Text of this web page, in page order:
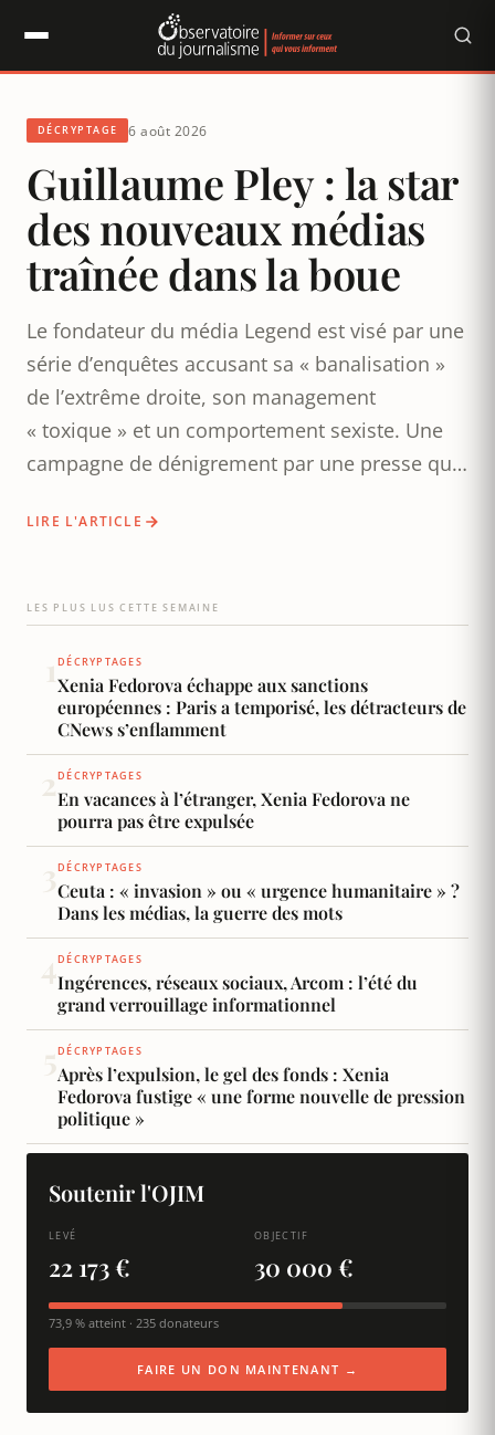
Observatoire du
DÉCRYPTAGE 6 août 2026
Guillaume Pley : la star
des nouveaux médias
traînée dans la boue
Le fondateur du média Legend est visé par une
série d’enquêtes accusant sa « banalisation »
de l’extrême droite, son management
« toxique » et un comportement sexiste. Une
campagne de dénigrement par une presse qui
d’un outsider. L’un des détracteurs est accusé
LIRE L'ARTICLE
LES PLUS LUS CETTE SEMAINE
1 DÉCRYPTAGES
Xenia Fedorova échappe aux sanctions
européennes : Paris a temporisé, les détracteurs de
CNews s’enflamment
2DÉCRYPTAGES
En vacances à l’étranger, Xenia Fedorova ne
pourra pas être expulsée
3DÉCRYPTAGES
Ceuta : « invasion » ou « urgence humanitaire » ?
Dans les médias, la guerre des mots
4DÉCRYPTAGES
Ingérences, réseaux sociaux, Arcom : l’été du
grand verrouillage informationnel
5DÉCRYPTAGES
Après l’expulsion, le gel des fonds : Xenia
Fedorova fustige « une forme nouvelle de pression
politique »
Soutenir l'OJIM
LEVÉ
22 173 €
OBJECTIF
30 000 €
73,9 % atteint · 235 donateurs
FAIRE UN DON MAINTENANT →
Panneau de gestion des cookies